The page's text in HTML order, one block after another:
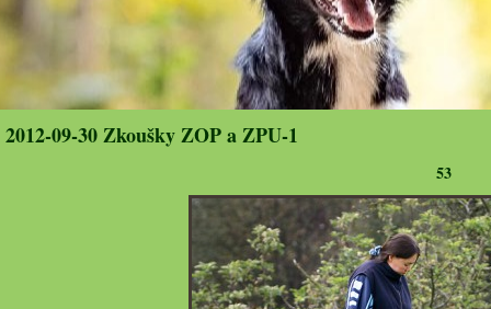
2012-09-30 Zkoušky ZOP a ZPU-1
53